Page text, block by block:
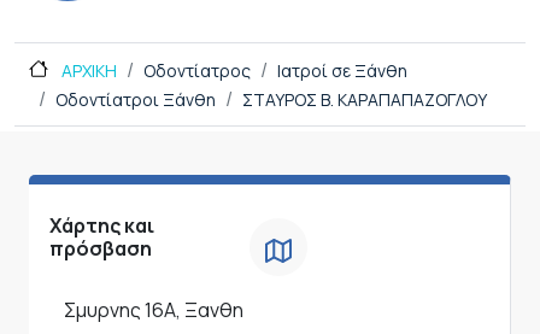
ΑΡΧΙΚΗ Οδοντίατρος
Ιατροί σε Ξάνθη
Οδοντίατροι Ξάνθη
ΣΤΑΥΡΟΣ Β. ΚΑΡΑΠΑΠΑΖΟΓΛΟΥ
Χάρτης και
πρόσβαση
Σμυρνης 16Α, Ξανθη